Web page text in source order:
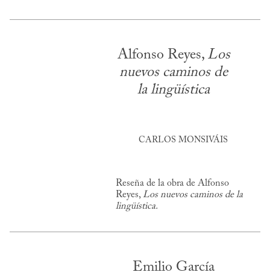
Alfonso Reyes, Los
nuevos caminos de
la lingüística
CARLOS MONSIVÁIS
Reseña de la obra de Alfonso
Reyes, Los nuevos caminos de la
lingüística.
Emilio García